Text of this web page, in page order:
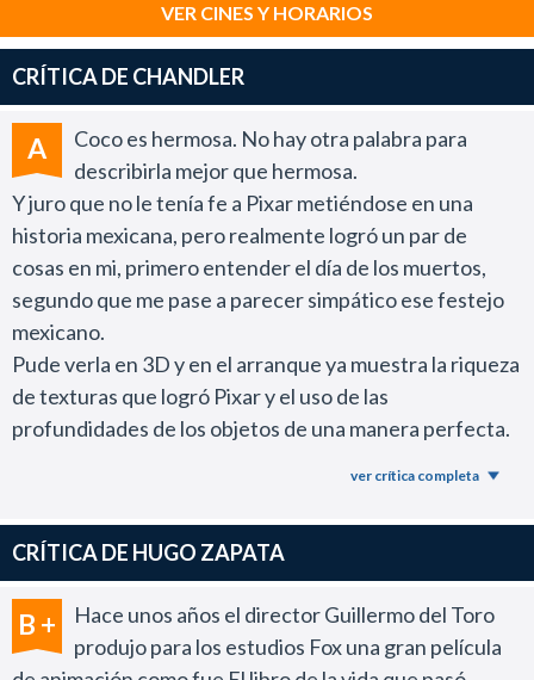
VER CINES Y HORARIOS
CRÍTICA DE CHANDLER
A
Coco es hermosa. No hay otra palabra para
describirla mejor que hermosa.
Y juro que no le tenía fe a Pixar metiéndose en una
historia mexicana, pero realmente logró un par de
cosas en mi, primero entender el día de los muertos,
segundo que me pase a parecer simpático ese festejo
mexicano.
Pude verla en 3D y en el arranque ya muestra la riqueza
de texturas que logró Pixar y el uso de las
profundidades de los objetos de una manera perfecta.
de mencionarlo porque el trabajo hecho es hermoso
(en un todo)
Tampoco soy fan de la música folclórica mexicana, pero
acá no queda otra que mover la patita.
El humor de la película es muy simpático. Incluso logra
ver crítica completa
CRÍTICA DE HUGO ZAPATA
B +
Hace unos años el director Guillermo del Toro
produjo para los estudios Fox una gran película